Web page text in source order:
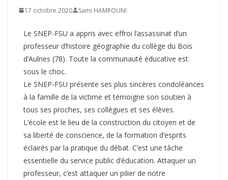
17 octobre 2020 Sami HAMROUNI
Le SNEP-FSU a appris avec effroi l’assassinat d’un
professeur d’histoire géographie du collège du Bois
d’Aulnes (78). Toute la communauté éducative est
sous le choc.
Le SNEP-FSU présente ses plus sincères condoléances
à la famille de la victime et témoigne son soutien à
tous ses proches, ses collègues et ses élèves.
L’école est le lieu de la construction du citoyen et de
sa liberté de conscience, de la formation d’esprits
éclairés par la pratique du débat. C’est une tâche
essentielle du service public d’éducation. Attaquer un
professeur, c’est attaquer un pilier de notre